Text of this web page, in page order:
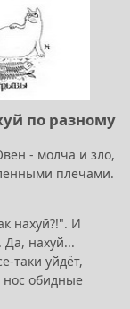
по разному
- молча и зло,
плечами.
нахуй?!". И
Да, нахуй...
таки уйдёт,
нос обидные